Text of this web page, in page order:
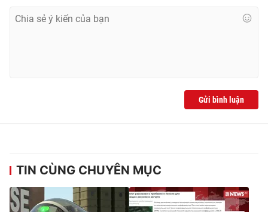
Tổng đài VTV:024.38 355 931 - 024.38 355 932
Gửi bình luận
TIN CÙNG CHUYÊN MỤC